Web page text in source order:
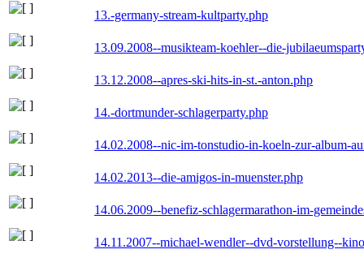
13.-germany-stream-kultparty.php
13.09.2008--musikteam-koehler--die-
13.12.2008--apres-ski-hits-in-st.-anton.php
14.-dortmunder-schlagerparty.php
14.02.2008--nic-im-tonstudio-in-koeln-zur-album-
14.02.2013--die-amigos-in-muenster.php
14.06.2009--benefiz-schlagermarathon-im-
14.11.2007--michael-wendler--dvd-vorstellung--